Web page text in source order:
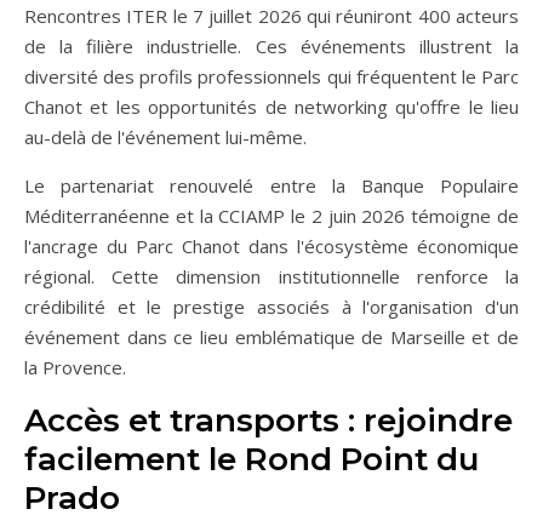
Rencontres ITER le 7 juillet 2026 qui réuniront 400 acteurs
de la filière industrielle. Ces événements illustrent la
diversité des profils professionnels qui fréquentent le Parc
Chanot et les opportunités de networking qu'offre le lieu
au-delà de l'événement lui-même.
Le partenariat renouvelé entre la Banque Populaire
Méditerranéenne et la CCIAMP le 2 juin 2026 témoigne de
l'ancrage du Parc Chanot dans l'écosystème économique
régional. Cette dimension institutionnelle renforce la
crédibilité et le prestige associés à l'organisation d'un
événement dans ce lieu emblématique de Marseille et de
la Provence.
Accès et transports : rejoindre
facilement le Rond Point du
Prado